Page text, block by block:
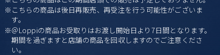
※こちらの商品は後日再販売、再受注を行う可能性がございま
す。
※＠Loppiの商品お受取りはお渡し開始日より7日間となります。
期間を過ぎますと店舗の商品を回収しますのでご注意くださ
い。